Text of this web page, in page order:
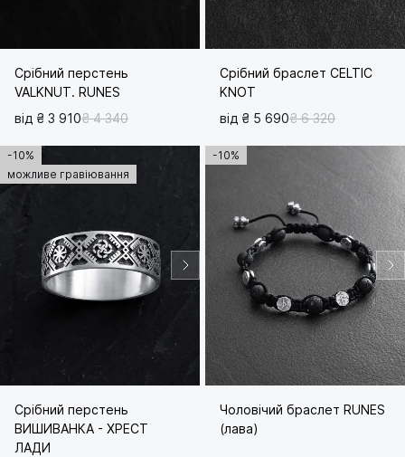
Срібний перстень
VALKNUT. RUNES
від ₴ 3 910₴ 4 340
Срібний браслет CELTIC
KNOT
від ₴ 5 690₴ 6 320
-10%
можливе гравіювання
Срібний перстень
ВИШИВАНКА - ХРЕСТ
ЛАДИ
-10%
Чоловічий браслет RUNES
(лава)